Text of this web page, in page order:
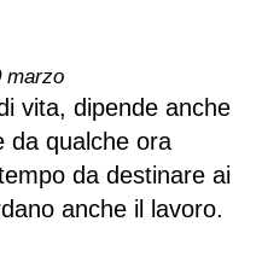
marzo
vita, dipende anche
da qualche ora
da destinare ai
anche il lavoro.